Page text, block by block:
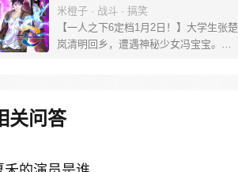
米橙子 · 战斗 · 搞笑
【一人之下6定档1月2日！】大学生张楚
岚清明回乡，遭遇神秘少女冯宝宝。素
己与爷爷身上的秘密，张楚岚的生活被
彻底颠覆，与冯宝宝一同踏上“异人”之
关问答